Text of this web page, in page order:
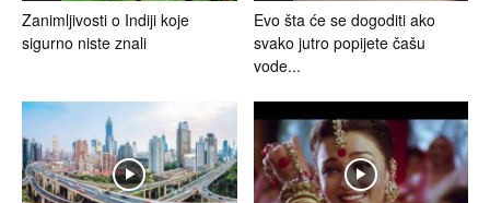
Zanimljivosti o Indiji koje
sigurno niste znali
Evo šta će se dogoditi ako
svako jutro popijete čašu
vode...